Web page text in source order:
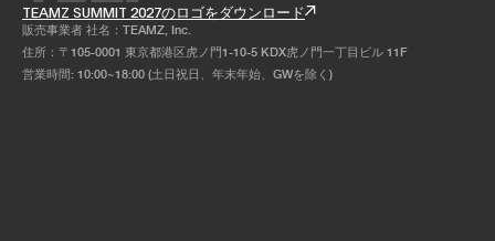
TEAMZ SUMMIT 2027のロゴをダウンロード
販売事業者 社名：TEAMZ, Inc.
住所：〒105-0001 東京都港区虎ノ門1-10-5 KDX虎ノ門一丁目ビル 11F
営業時間: 10:00~18:00 (土日祝日、年末年始、GWを除く)